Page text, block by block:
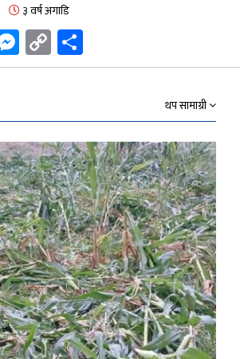
३ वर्ष अगाडि
Messenger
Copy
Link
थप सामाग्री